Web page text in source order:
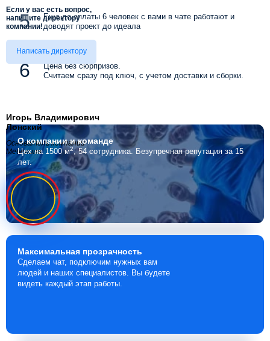
Еще до оплаты 6 человек с вами в чате работают и
доводят проект до идеала
Цена без сюрпризов.
Считаем сразу под ключ, с учетом доставки и сборки.
Если у вас есть вопрос,
напишите директору
компании!
Написать директору
Игорь Владимирович
Лонский
Основатель компании
Мебелино
О компаниии команде
Цех на 1500 м2, 54 сотрудника. Безупречная репутация за 15
лет.
Максимальная прозрачность
Сделаем чат, подключим нужных вам
людей и наших специалистов. Вы будете
видеть каждый этап работы.